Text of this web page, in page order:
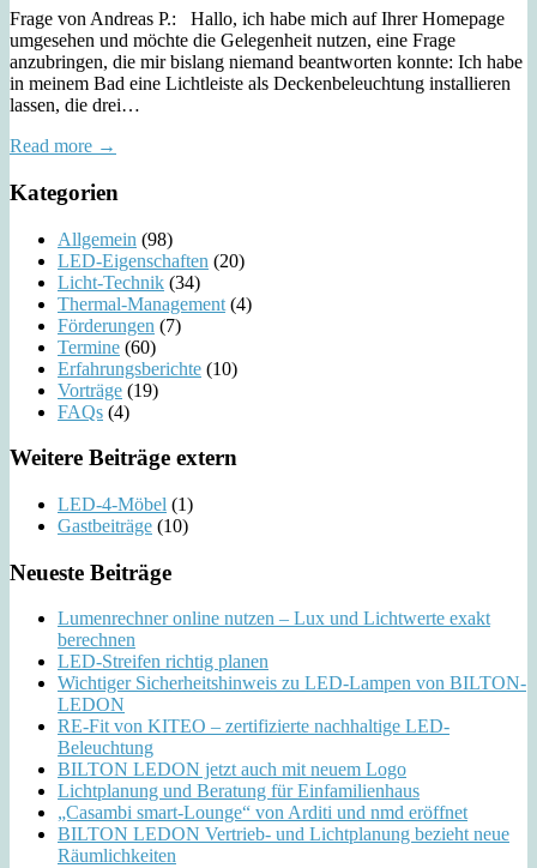
Frage von Andreas P.: Hallo, ich habe mich auf Ihrer Homepage
umgesehen und möchte die Gelegenheit nutzen, eine Frage
anzubringen, die mir bislang niemand beantworten konnte: Ich habe
in meinem Bad eine Lichtleiste als Deckenbeleuchtung installieren
lassen, die drei…
Read more →
Kategorien
Allgemein (98)
LED-Eigenschaften (20)
Licht-Technik (34)
Thermal-Management (4)
Förderungen (7)
Termine (60)
Erfahrungsberichte (10)
Vorträge (19)
FAQs (4)
Weitere Beiträge extern
LED-4-Möbel (1)
Gastbeiträge (10)
Neueste Beiträge
Lumenrechner online nutzen – Lux und Lichtwerte exakt
berechnen
LED-Streifen richtig planen
Wichtiger Sicherheitshinweis zu LED-Lampen von BILTON-
LEDON
RE-Fit von KITEO – zertifizierte nachhaltige LED-
Beleuchtung
BILTON LEDON jetzt auch mit neuem Logo
Lichtplanung und Beratung für Einfamilienhaus
„Casambi smart-Lounge“ von Arditi und nmd eröffnet
BILTON LEDON Vertrieb- und Lichtplanung bezieht neue
Räumlichkeiten